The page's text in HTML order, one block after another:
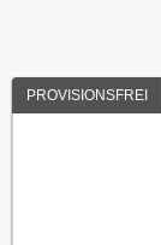
PROVISIONSFREI